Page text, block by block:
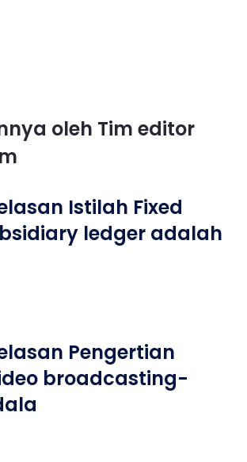
oleh Tim editor
Istilah Fixed
ledger adalah
Pengertian
broadcasting-